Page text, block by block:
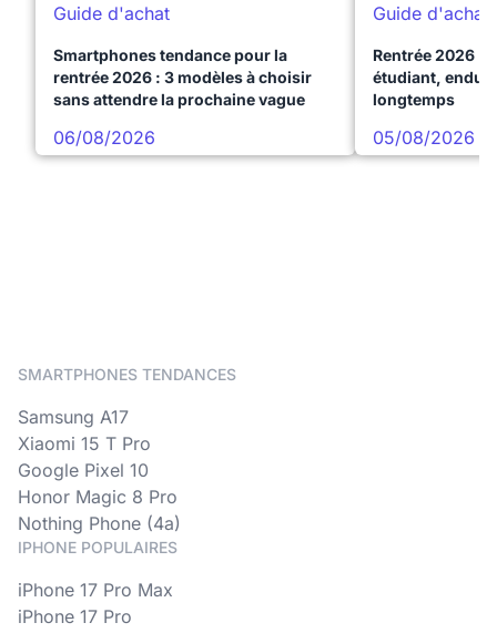
Guide d'achat
Smartphones tendance pour la
rentrée 2026 : 3 modèles à choisir
sans attendre la prochaine vague
06/08/2026
Guide d'achat
Rentrée 2026 :
étudiant,
longtemps
05/08/2026
SMARTPHONES TENDANCES
Samsung A17
Xiaomi 15 T Pro
Google Pixel 10
Honor Magic 8 Pro
Nothing Phone (4a)
IPHONE POPULAIRES
iPhone 17 Pro Max
iPhone 17 Pro